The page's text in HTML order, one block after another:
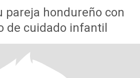
pareja hondureño con
de cuidado infantil